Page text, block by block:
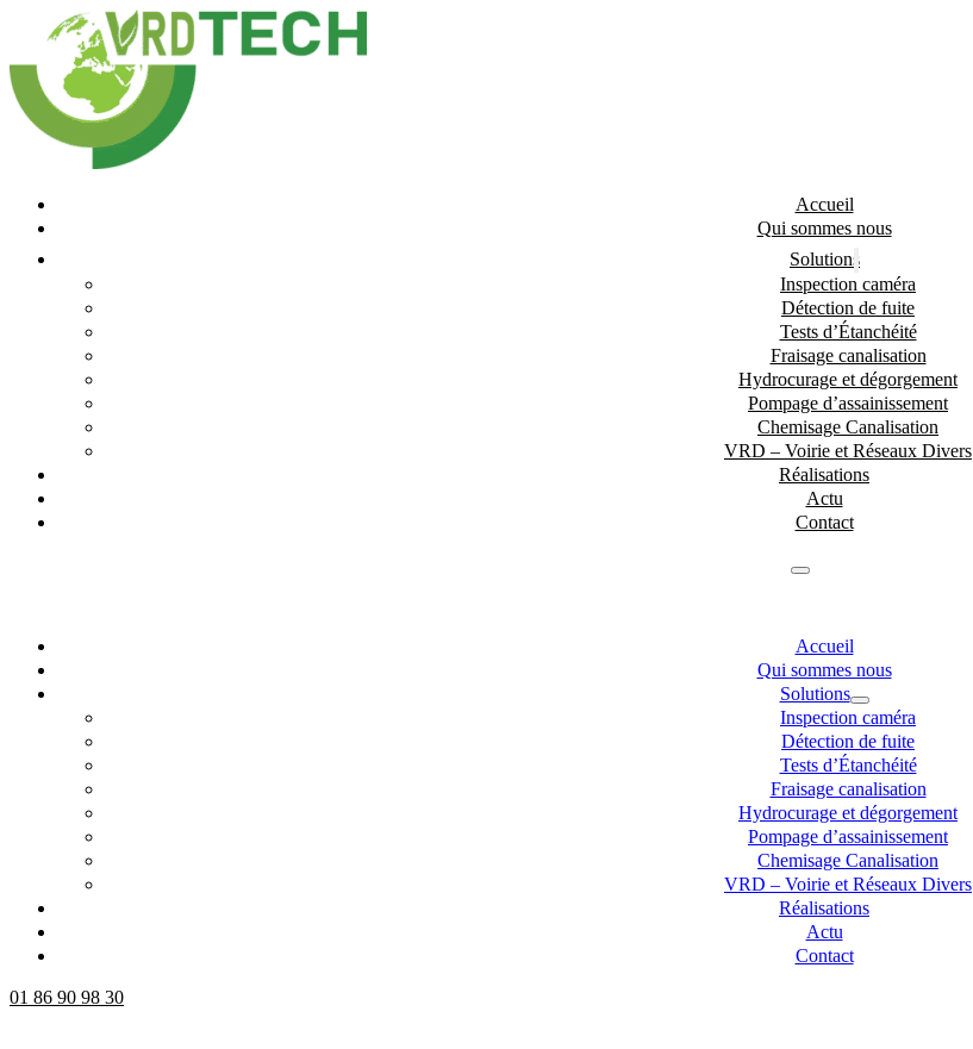
Accueil
Qui sommes nous
Solutions
Inspection caméra
Détection de fuite
Tests d’Étanchéité
Fraisage canalisation
Hydrocurage et dégorgement
Pompage d’assainissement
Chemisage Canalisation
VRD – Voirie et Réseaux Divers
Réalisations
Actu
Contact
Accueil
Qui sommes nous
Solutions
Inspection caméra
Détection de fuite
Tests d’Étanchéité
Fraisage canalisation
Hydrocurage et dégorgement
Pompage d’assainissement
Chemisage Canalisation
VRD – Voirie et Réseaux Divers
Réalisations
Actu
Contact
01 86 90 98 30